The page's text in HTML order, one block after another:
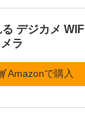
デジカメ WIFI
ラ
Amazonで購入